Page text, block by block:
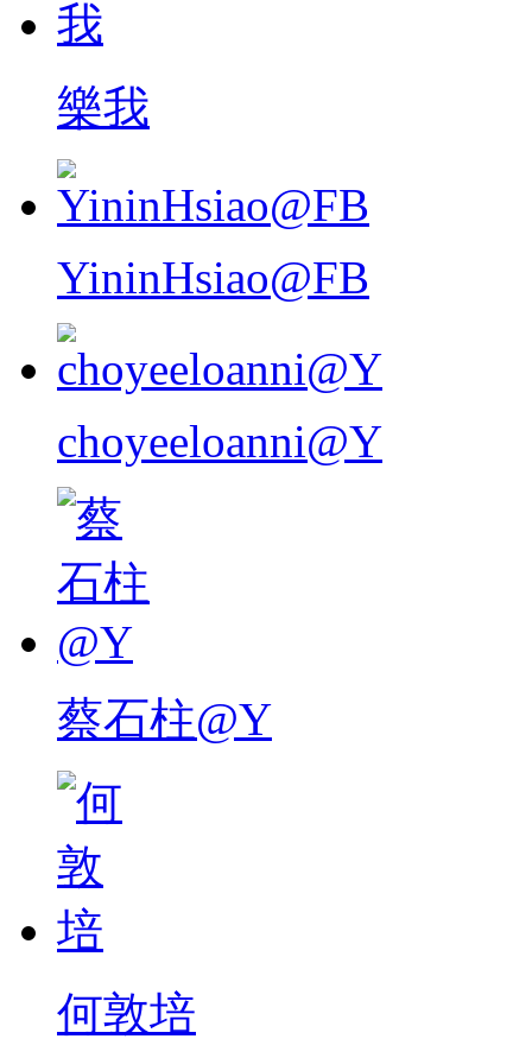
樂我
YininHsiao@FB
choyeeloanni@Y
蔡石柱@Y
何敦培